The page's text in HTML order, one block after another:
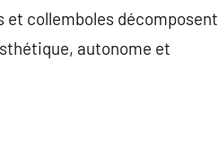
et collemboles décomposent
autonome et